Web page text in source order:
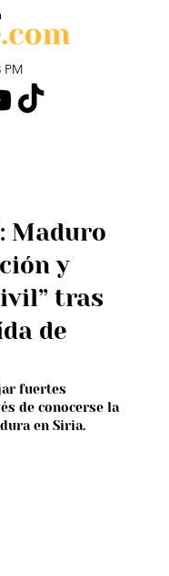
PM
Maduro
y
tras
de
fuertes
de conocerse la
en Siria.